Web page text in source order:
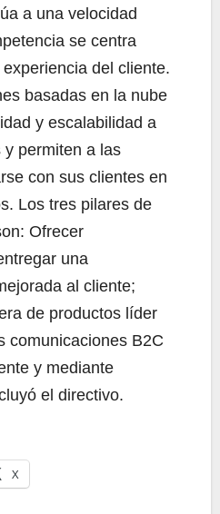
a una velocidad
se centra
del cliente.
basadas en la nube
y escalabilidad a
y permiten a las
con sus clientes en
Los tres pilares de
Ofrecer
una
al cliente;
de productos líder
comunicaciones B2C
y mediante
el directivo.
X